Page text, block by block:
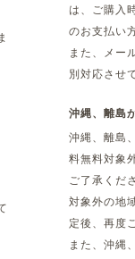
は、ご購入
のお支払い
また、メー
別対応させ
沖縄、離島
沖縄、離島
料無料対象
ご了承くだ
対象外の地
定後、再度
また、沖縄